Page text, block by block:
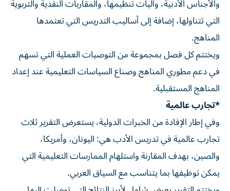
والأجناس الأدبية، وآليات تنظيمها، والمقاربات النقدية والتربوية
التي تتناولها، إضافة إلى أساليب التدريس التي تعتمدها
المناهج.
ويختتم كل فصل بمجموعة من التوصيات العملية التي تسهم
في دعم مطوري المناهج وصناع السياسات التعليمية عند إعداد
المناهج المستقبلية.
*تجارب عالمية
وفي إطار الإفادة من الخبرات الدولية، يستعرض التقرير ثلاث
تجارب عالمية في تدريس الأدب هي: اليونان، وأمريكا،
والصين، بهدف المقارنة واستلهام الممارسات التعليمية التي
يمكن توظيفها بما يتناسب مع السياق العربي.